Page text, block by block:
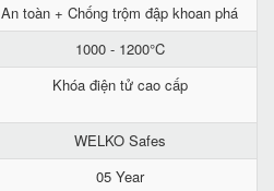
An toàn + Chống trộm đập khoan phá
1000 - 1200°C
Khóa điện tử cao cấp
WELKO Safes
05 Year